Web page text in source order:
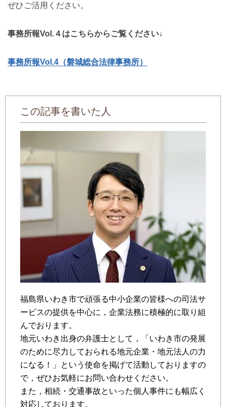
ぜひご活用ください。
事務所報Vol.４はこちらからご覧ください↓
事務所報Vol.4（磐城総合法律事務所）
この記事を書いた人
福島県いわき市で頑張る中小企業の皆様への司法サ
ービスの提供を中心に，企業法務に積極的に取り組
んでおります。
地元いわき出身の弁護士として，「いわき市の発展
のために尽力しておられる地元企業・地元法人の力
になる！」という使命を掲げて活動しておりますの
で，ぜひお気軽にお問い合わせください。
また，相続・交通事故といった個人事件にも幅広く
対応しております。